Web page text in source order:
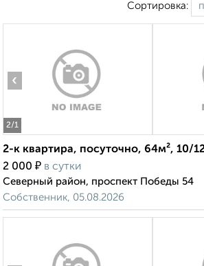
Сортировка:
2/1
‹
2-к квартира, посуточно, 64м², 10/
2 000 ₽ в сутки
Северный район, проспект Победы 54
Собственник, 05.08.2026